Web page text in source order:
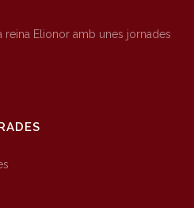
reina Elionor amb unes jornades